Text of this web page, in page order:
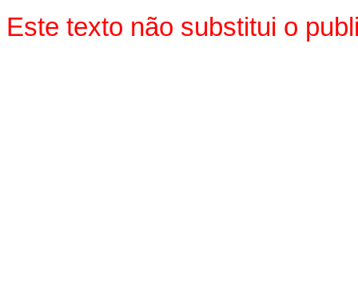
Este texto não substitui o